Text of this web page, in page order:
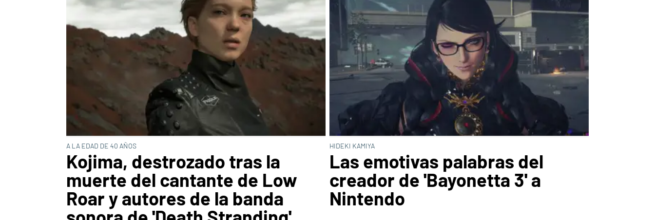
A LA EDAD DE 40 AÑOS
Kojima, destrozado tras la
muerte del cantante de Low
Roar y autores de la banda
HIDEKI KAMIYA
Las emotivas palabras del
creador de 'Bayonetta 3' a
Nintendo